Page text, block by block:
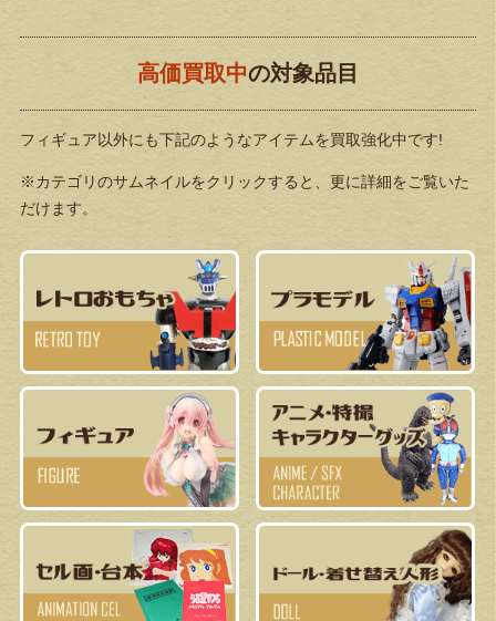
高価買取中の対象品目
フィギュア以外にも下記のようなアイテムを買取強化中です!
※カテゴリのサムネイルをクリックすると、更に詳細をご覧いた
だけます。